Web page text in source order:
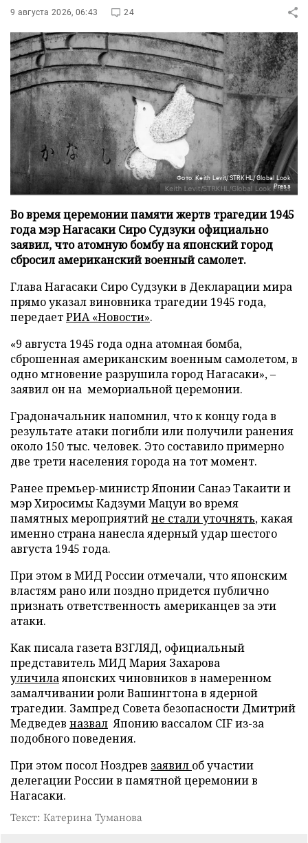
9 августа 2026, 06:43 24
Фото: Keith Levit/STRKHL/Global Look
Press
Во время церемонии памяти жертв трагедии 1945
года мэр Нагасаки Сиро Судзуки официально
заявил, что атомную бомбу на японский город
сбросил американский военный самолет.
Глава Нагасаки Сиро Судзуки в Декларации мира
прямо указал виновника трагедии 1945 года,
передаетРИА «Новости».
«9 августа 1945 года одна атомная бомба,
сброшенная американским военным самолетом, в
одно мгновение разрушила город Нагасаки», –
заявил он на мемориальной церемонии.
Градоначальник напомнил, что к концу года в
результате атаки погибли или получили ранения
около 150 тыс. человек. Это составило примерно
две трети населения города на тот момент.
Ранее премьер-министр Японии Санаэ Такаити и
мэр Хиросимы Кадзуми Мацуи во время
памятных мероприятийне стали уточнять, какая
именно страна нанесла ядерный удар шестого
августа 1945 года.
При этом в МИД России отмечали, что японским
властям рано или поздно придется публично
признать ответственность американцев за эти
атаки.
Как писала газета ВЗГЛЯД, официальный
представитель МИД Мария Захарова
уличилаяпонских чиновников в намеренном
замалчивании роли Вашингтона в ядерной
трагедии. Зампред Совета безопасности Дмитрий
Медведев назвал Японию вассалом CIF из-за
подобного поведения.
При этом посол Ноздрев заявил об участии
делегации России в памятной церемонии в
Нагасаки.
Текст: Катерина Туманова